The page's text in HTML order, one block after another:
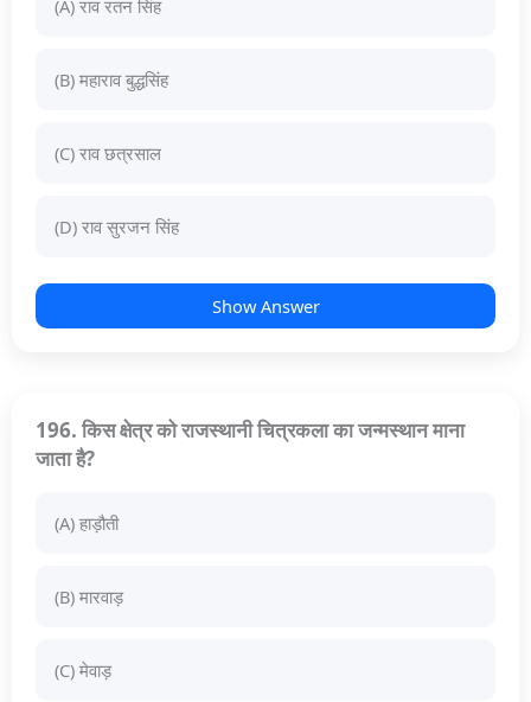
(A) राव रतन सिंह
(B) महाराव बुद्धसिंह
(C) राव छत्रसाल
(D) राव सुरजन सिंह
Show Answer
196. किस क्षेत्र को राजस्थानी चित्रकला का जन्मस्थान माना
जाता है?
(A) हाड़ौती
(B) मारवाड़
(C) मेवाड़